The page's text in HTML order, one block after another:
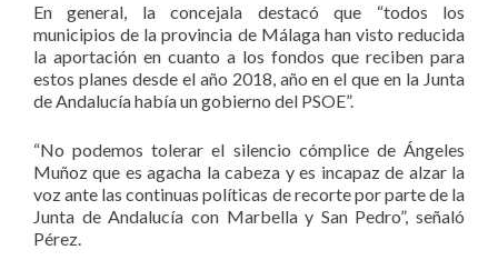
En general, la concejala destacó que “todos los
municipios de la provincia de Málaga han visto reducida
la aportación en cuanto a los fondos que reciben para
estos planes desde el año 2018, año en el que en la Junta
de Andalucía había un gobierno del PSOE”.
“No podemos tolerar el silencio cómplice de Ángeles
Muñoz que es agacha la cabeza y es incapaz de alzar la
voz ante las continuas políticas de recorte por parte de la
Junta de Andalucía con Marbella y San Pedro”, señaló
Pérez.